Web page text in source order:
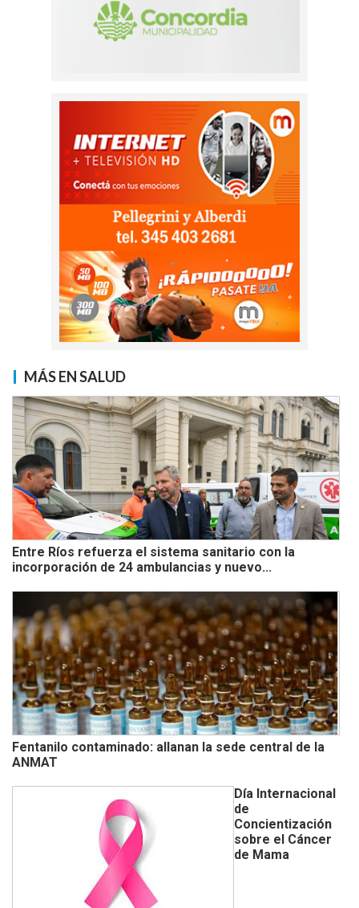
MÁS EN SALUD
Entre Ríos refuerza el sistema sanitario con la
incorporación de 24 ambulancias y nuevo...
Fentanilo contaminado: allanan la sede central de la
ANMAT
Día Internacional
de
Concientización
sobre el Cáncer
de Mama